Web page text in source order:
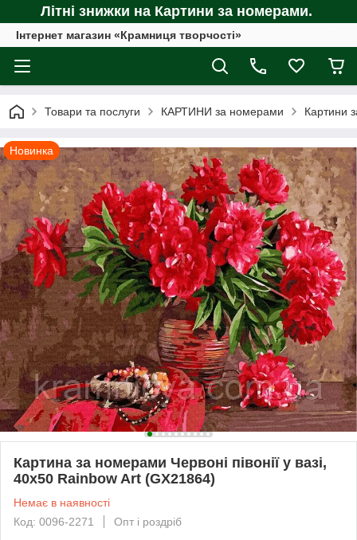
Літні знижки на Картини за номерами.
Інтернет магазин «Крамниця творчості»
Товари та послуги КАРТИНИ за номерами Картини
Новинка
Картина за номерами Червоні півонії у вазі,
40х50 Rainbow Art (GX21864)
Немає в наявності
Код: 0096-2271
Опт і роздріб